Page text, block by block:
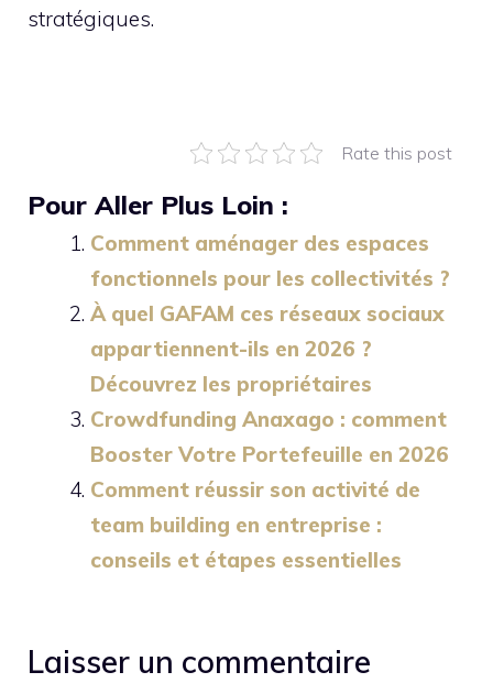
stratégiques.
Rate this post
Pour Aller Plus Loin :
Comment aménager des espaces
fonctionnels pour les collectivités ?
À quel GAFAM ces réseaux sociaux
appartiennent-ils en 2026 ?
Découvrez les propriétaires
Crowdfunding Anaxago : comment
Booster Votre Portefeuille en 2026
Comment réussir son activité de
team building en entreprise :
conseils et étapes essentielles
Laisser un commentaire